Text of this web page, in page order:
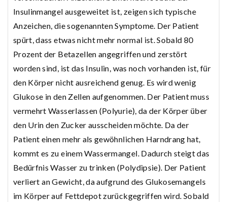
Insulinmangel ausgeweitet ist, zeigen sich typische
Anzeichen, die sogenannten Symptome. Der Patient
spürt, dass etwas nicht mehr normal ist. Sobald 80
Prozent der Betazellen angegriffen und zerstört
worden sind, ist das Insulin, was noch vorhanden ist, für
den Körper nicht ausreichend genug. Es wird wenig
Glukose in den Zellen aufgenommen. Der Patient muss
vermehrt Wasserlassen (Polyurie), da der Körper über
den Urin den Zucker ausscheiden möchte. Da der
Patient einen mehr als gewöhnlichen Harndrang hat,
kommt es zu einem Wassermangel. Dadurch steigt das
Bedürfnis Wasser zu trinken (Polydipsie). Der Patient
verliert an Gewicht, da aufgrund des Glukosemangels
im Körper auf Fettdepot zurückgegriffen wird. Sobald